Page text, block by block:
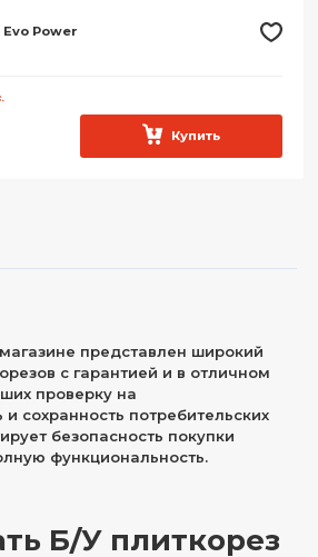
Evo Power
Купить
представлен широкий
с гарантией и в отличном
проверку на
и сохранность потребительских
безопасность покупки
функциональность.
Б/У плиткорез